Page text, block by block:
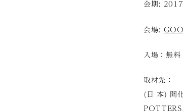
会期:
会場:
入場：無料
取材先：
(日 本) 開